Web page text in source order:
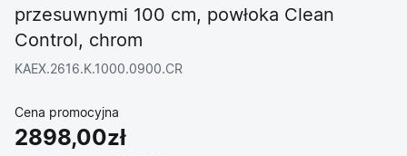
przesuwnymi 100 cm, powłoka Clean
Control, chrom
KAEX.2616.K.1000.0900.CR
Cena promocyjna
2898,00zł